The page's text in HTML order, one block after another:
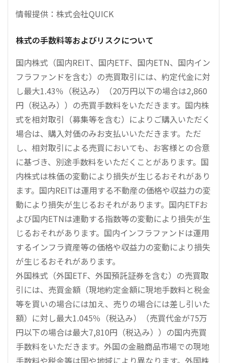
情報提供：株式会社QUICK
株式の手数料等およびリスクについて
国内株式（国内REIT、国内ETF、国内ETN、国内イン
フラファンドを含む）の売買取引には、約定代金に対
し最大1.43％（税込み）（20万円以下の場合は2,860
円（税込み））の売買手数料をいただきます。国内株
式を相対取引（募集等を含む）によりご購入いただく
場合は、購入対価のみお支払いいただきます。ただ
し、相対取引による売買においても、お客様との合意
に基づき、別途手数料をいただくことがあります。国
内株式は株価の変動により損失が生じるおそれがあり
ます。国内REITは運用する不動産の価格や収益力の変
動により損失が生じるおそれがあります。国内ETFお
よび国内ETNは連動する指数等の変動により損失が生
じるおそれがあります。国内インフラファンドは運用
するインフラ資産等の価格や収益力の変動により損失
が生じるおそれがあります。
外国株式（外国ETF、外国預託証券を含む）の売買取
引には、売買金額（現地約定金額に現地手数料と税金
等を買いの場合には加え、売りの場合には差し引いた
額）に対し最大1.045％（税込み）（売買代金が75万
円以下の場合は最大7,810円（税込み））の国内売買
手数料をいただきます。外国の金融商品市場での現地
手数料や税金等は国や地域により異なります。外国株